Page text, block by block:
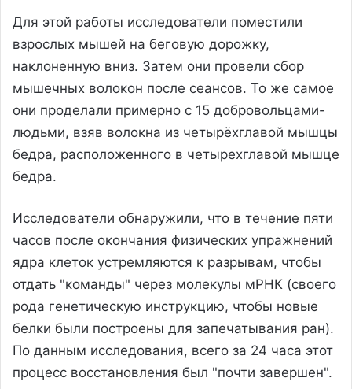
Для этой работы исследователи поместили
взрослых мышей на беговую дорожку,
наклоненную вниз. Затем они провели сбор
мышечных волокон после сеансов. То же самое
они проделали примерно с 15 добровольцами-
людьми, взяв волокна из четырёхглавой мышцы
бедра, расположенного в четырехглавой мышце
бедра.
Исследователи обнаружили, что в течение пяти
часов после окончания физических упражнений
ядра клеток устремляются к разрывам, чтобы
отдать "команды" через молекулы мРНК (своего
рода генетическую инструкцию, чтобы новые
белки были построены для запечатывания ран).
По данным исследования, всего за 24 часа этот
процесс восстановления был "почти завершен".